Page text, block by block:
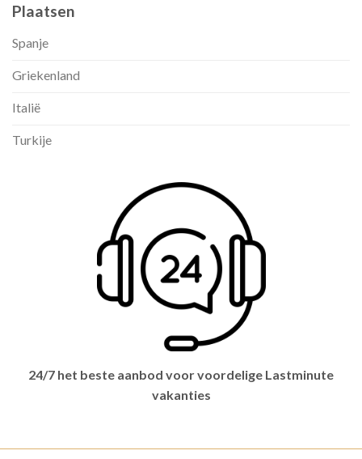
Plaatsen
Spanje
Griekenland
Italië
Turkije
24/7 het beste aanbod voor voordelige Lastminute
vakanties